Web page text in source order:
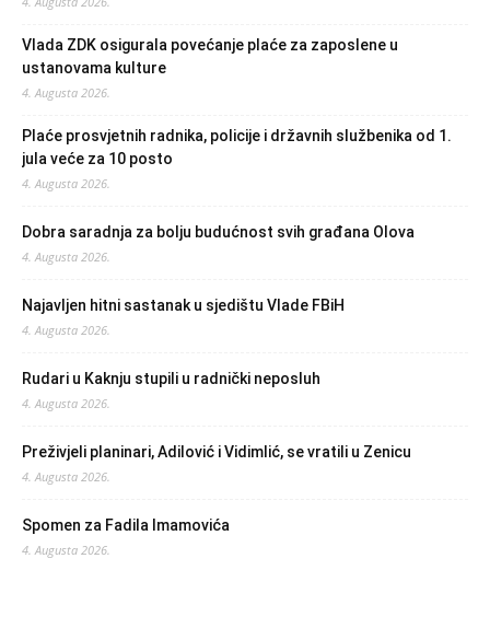
Vlada ZDK osigurala povećanje plaće za zaposlene u
ustanovama kulture
4. Augusta 2026.
Plaće prosvjetnih radnika, policije i državnih službenika od 1.
jula veće za 10 posto
4. Augusta 2026.
Dobra saradnja za bolju budućnost svih građana Olova
4. Augusta 2026.
Najavljen hitni sastanak u sjedištu Vlade FBiH
4. Augusta 2026.
Rudari u Kaknju stupili u radnički neposluh
4. Augusta 2026.
Preživjeli planinari, Adilović i Vidimlić, se vratili u Zenicu
4. Augusta 2026.
Spomen za Fadila Imamovića
4. Augusta 2026.